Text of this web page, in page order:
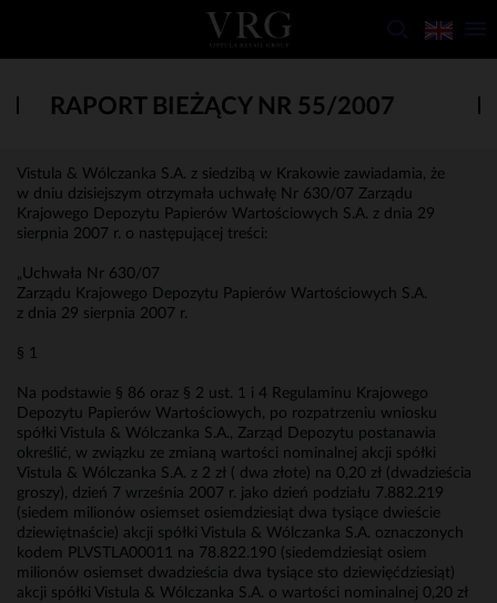
RAPORT BIEŻĄCY NR 55/2007
Vistula & Wólczanka S.A. z siedzibą w Krakowie zawiadamia, że
w dniu dzisiejszym otrzymała uchwałę Nr 630/07 Zarządu
Krajowego Depozytu Papierów Wartościowych S.A. z dnia 29
sierpnia 2007 r. o następującej treści:
„Uchwała Nr 630/07
Zarządu Krajowego Depozytu Papierów Wartościowych S.A.
z dnia 29 sierpnia 2007 r.
§ 1
Na podstawie § 86 oraz § 2 ust. 1 i 4 Regulaminu Krajowego
Depozytu Papierów Wartościowych, po rozpatrzeniu wniosku
spółki Vistula & Wólczanka S.A., Zarząd Depozytu postanawia
określić, w związku ze zmianą wartości nominalnej akcji spółki
Vistula & Wólczanka S.A. z 2 zł ( dwa złote) na 0,20 zł (dwadzieścia
groszy), dzień 7 września 2007 r. jako dzień podziału 7.882.219
(siedem milionów osiemset osiemdziesiąt dwa tysiące dwieście
dziewiętnaście) akcji spółki Vistula & Wólczanka S.A. oznaczonych
kodem PLVSTLA00011 na 78.822.190 (siedemdziesiąt osiem
milionów osiemset dwadzieścia dwa tysiące sto dziewięćdziesiąt)
akcji spółki Vistula & Wólczanka S.A. o wartości nominalnej 0,20 zł